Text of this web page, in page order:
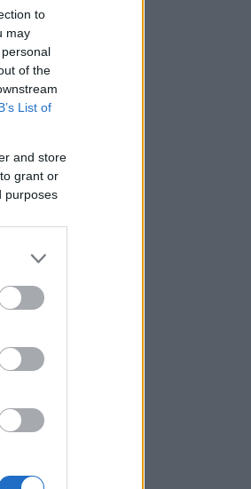
to
may
of the
List of
and store
grant or
purposes